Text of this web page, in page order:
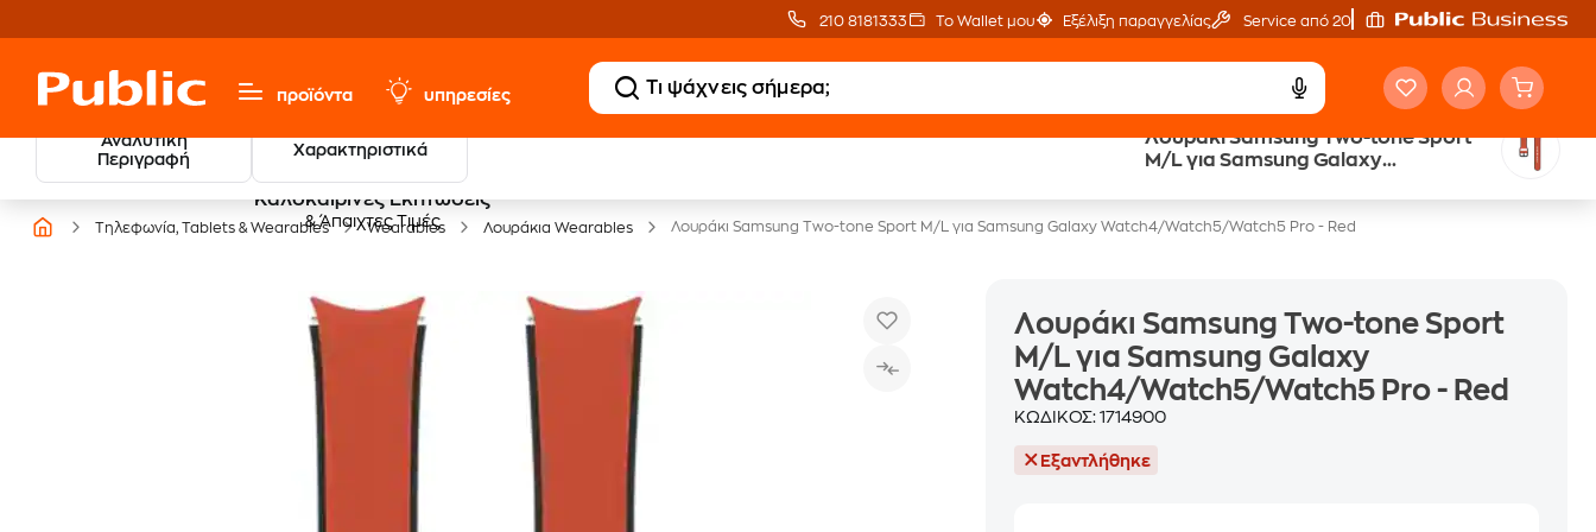
210 8181333 Το Wallet μου Εξέλιξη παραγγελίας Service από 20'
προϊόντα υπηρεσίες
Αναλυτική
Περιγραφή
Χαρακτηριστικά
Λουράκι Samsung Two-tone Sport
M/L για Samsung Galaxy
Καλοκαιρινές Εκπτώσεις
& Άπαιχτες Τιμές
Trade & Save
Τηλεφωνία, Tablets & Wearables Wearables Λουράκια Wearables Λουράκι Samsung Two-tone Sport M/L για Samsung Galaxy Watch4/Watch5/Watch5 Pro - Red
Λουράκι Samsung Two-tone Sport
M/L για Samsung Galaxy
Watch4/Watch5/Watch5 Pro - Red
ΚΩΔΙΚΟΣ:1714900
Εξαντλήθηκε